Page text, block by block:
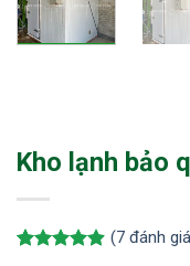
Kho lạnh bảo
(7đánh